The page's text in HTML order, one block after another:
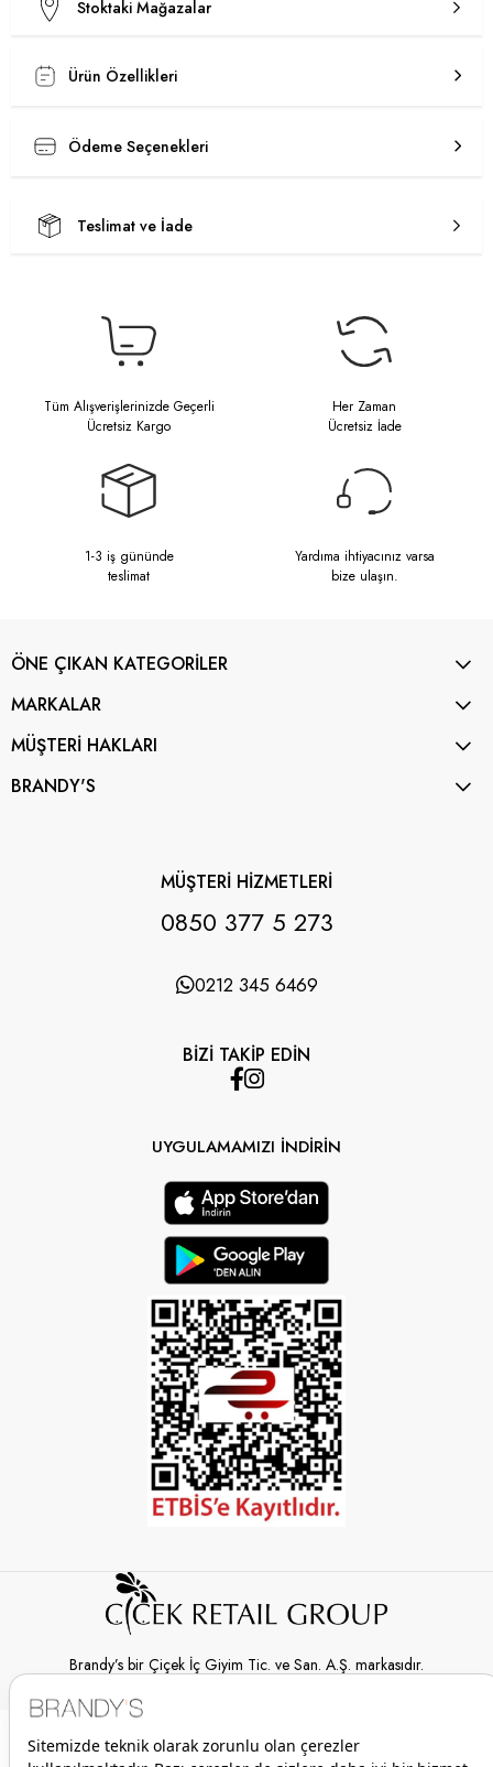
Stoktaki Mağazalar
Ürün Özellikleri
Ödeme Seçenekleri
Teslimat ve İade
Tüm Alışverişlerinizde Geçerli
Ücretsiz Kargo
Her Zaman
Ücretsiz İade
1-3 iş gününde
teslimat
Yardıma ihtiyacınız varsa
bize ulaşın.
ÖNE ÇIKAN KATEGORİLER
MARKALAR
MÜŞTERİ HAKLARI
BRANDY'S
MÜŞTERİ HİZMETLERİ
0850 377 5 273
0212 345 6469
BİZİ TAKİP EDİN
UYGULAMAMIZI İNDİRİN
Brandy’s bir Çiçek İç Giyim Tic. ve San. A.Ş. markasıdır.
© 2026 Brandy’s | Her hakkı saklıdır.